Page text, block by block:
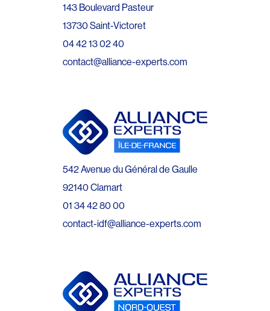
143 Boulevard Pasteur
13730 Saint-Victoret
04 42 13 02 40
contact@alliance-experts.com
542 Avenue du Général de Gaulle
92140 Clamart
01 34 42 80 00
contact-idf@alliance-experts.com